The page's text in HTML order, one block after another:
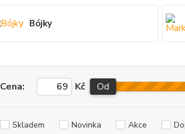
Bójky
Cena: Kč Od
Skladem Novinka Akce